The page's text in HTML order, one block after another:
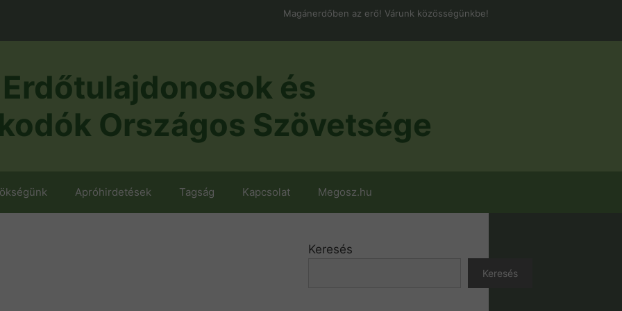
Magánerdőben az erő! Várunk közösségünkbe!
és
Országos Szövetsége
Apróhirdetések Tagság Kapcsolat Megosz.hu
Keresés
Keresés